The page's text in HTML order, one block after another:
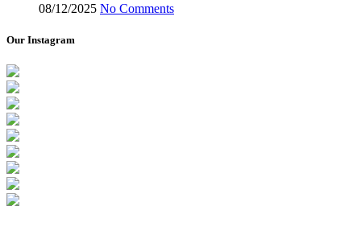
08/12/2025 No Comments
Our Instagram